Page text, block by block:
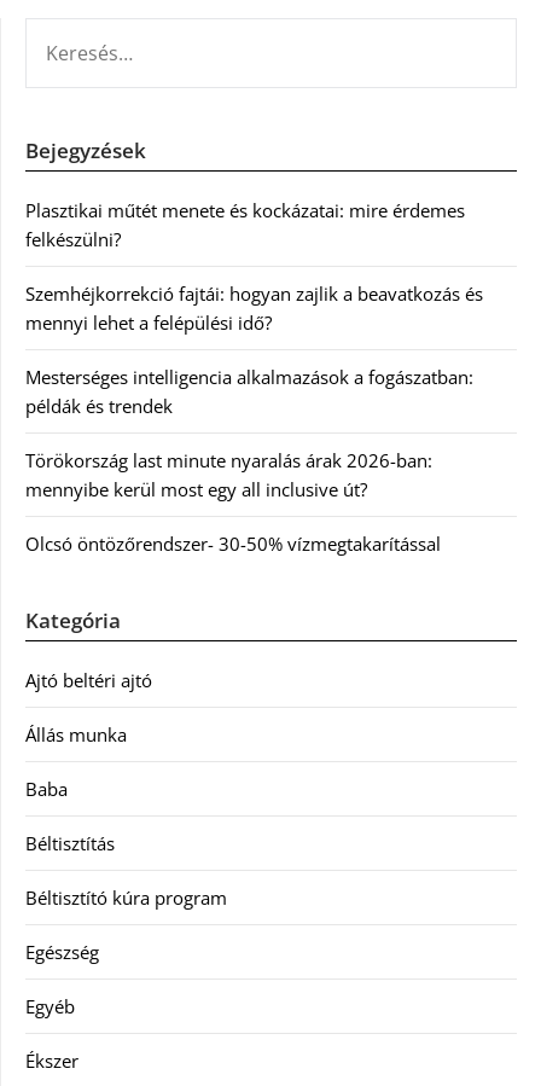
Bejegyzések
Plasztikai műtét menete és kockázatai: mire érdemes
felkészülni?
Szemhéjkorrekció fajtái: hogyan zajlik a beavatkozás és
mennyi lehet a felépülési idő?
Mesterséges intelligencia alkalmazások a fogászatban:
példák és trendek
Törökország last minute nyaralás árak 2026-ban:
mennyibe kerül most egy all inclusive út?
Olcsó öntözőrendszer- 30-50% vízmegtakarítással
Kategória
Ajtó beltéri ajtó
Állás munka
Baba
Béltisztítás
Béltisztító kúra program
Egészség
Egyéb
Ékszer